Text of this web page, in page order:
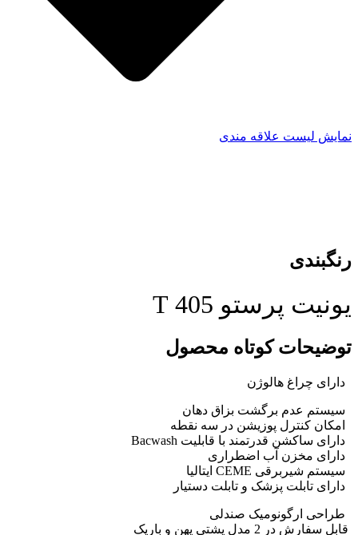
نمایش لیست علاقه مندی
رنگبندی
یونیت پرستو 405 T
توضیحات کوتاه محصول
دارای چراغ هالوژن
سیستم عدم برگشت بزاق دهان
امکان کنترل پوزیشن در سه نقطه
دارای ساکشن قدرتمند با قابلیت Bacwash
دارای مخزن آب اضطراری
سیستم شیربرقی CEME ایتالیا
دارای تابلت پزشک و تابلت دستیار
طراحی ارگونومیک صندلی
قابل سفارش در 2 مدل پشتی پهن و باریک